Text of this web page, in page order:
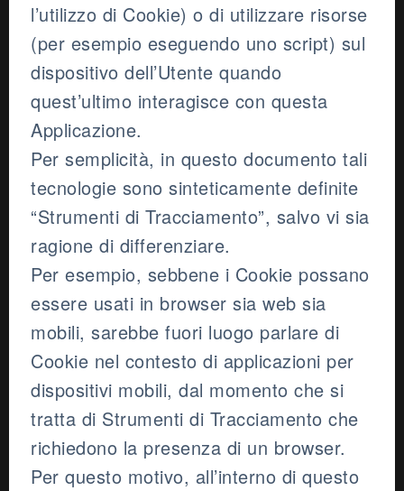
l’utilizzo di Cookie) o di utilizzare risorse
(per esempio eseguendo uno script) sul
dispositivo dell’Utente quando
quest’ultimo interagisce con questa
Applicazione.
Per semplicità, in questo documento tali
tecnologie sono sinteticamente definite
“Strumenti di Tracciamento”, salvo vi sia
ragione di differenziare.
Per esempio, sebbene i Cookie possano
essere usati in browser sia web sia
mobili, sarebbe fuori luogo parlare di
Cookie nel contesto di applicazioni per
dispositivi mobili, dal momento che si
tratta di Strumenti di Tracciamento che
richiedono la presenza di un browser.
Per questo motivo, all’interno di questo